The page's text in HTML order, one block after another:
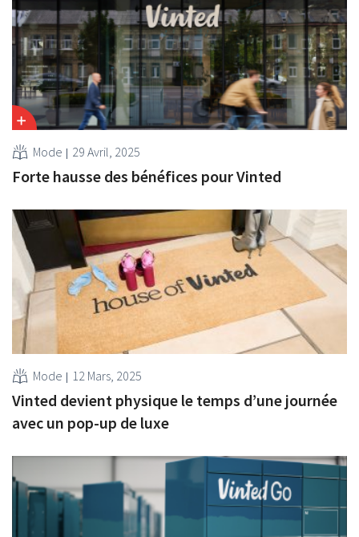
Mode 29 Avril, 2025
Forte hausse des bénéfices pour Vinted
Mode 12 Mars, 2025
Vinted devient physique le temps d’une journée
avec un pop-up de luxe